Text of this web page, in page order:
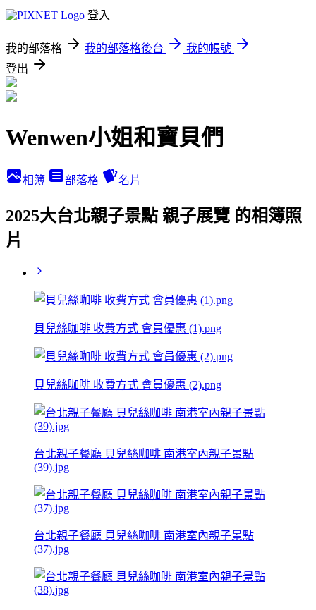
登入
我的部落格 我的部落格後台
我的帳號
登出
Wenwen小姐和寶貝們
相簿 部落格 名片
2025大台北親子景點 親子展覽 的相簿照
片
貝兒絲咖啡 收費方式 會員優惠 (1).png
貝兒絲咖啡 收費方式 會員優惠 (2).png
台北親子餐廳 貝兒絲咖啡 南港室內親子景點
(39).jpg
台北親子餐廳 貝兒絲咖啡 南港室內親子景點
(37).jpg